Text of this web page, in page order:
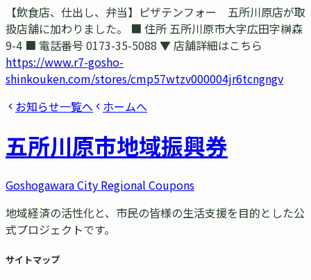
【飲食店、仕出し、弁当】ピザテンフォー 五所川原店が取
扱店舗に加わりました。 ■ 住所 五所川原市大字広田字榊森
9-4 ■ 電話番号 0173-35-5088 ▼ 店舗詳細はこちら
https://www.r7-gosho-
shinkouken.com/stores/cmp57wtzv000004jr6tcngngv
お知らせ一覧へ
ホームへ
五所川原市地域振興券
Goshogawara City Regional Coupons
地域経済の活性化と、市民の皆様の生活支援を目的とした公
式プロジェクトです。
サイトマップ